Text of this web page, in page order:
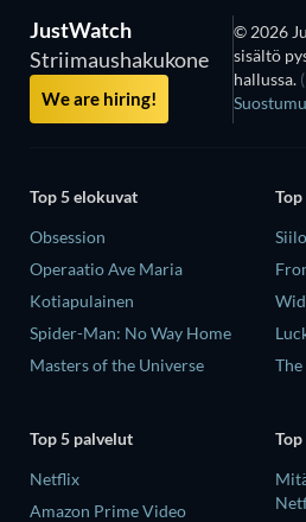
JustWatch
Striimaushakukone
We are hiring!
© 2026
sisältö
hallussa.
Top 5 elokuvat
Obsession
Operaatio Ave Maria
Kotiapulainen
Spider-Man: No Way Home
Masters of the Universe
Siilo
Top 5 palvelut
Netflix
Amazon Prime Video